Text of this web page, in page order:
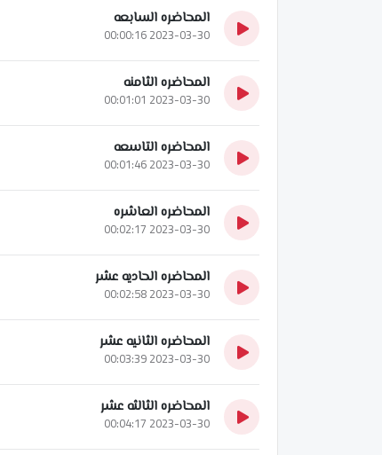
المحاضره السابعه
2023-03-30 00:00:16
المحاضره الثامنه
2023-03-30 00:01:01
المحاضره التاسعه
2023-03-30 00:01:46
المحاضره العاشره
2023-03-30 00:02:17
المحاضره الحاديه عشر
2023-03-30 00:02:58
المحاضره الثانيه عشر
2023-03-30 00:03:39
المحاضره الثالثه عشر
2023-03-30 00:04:17